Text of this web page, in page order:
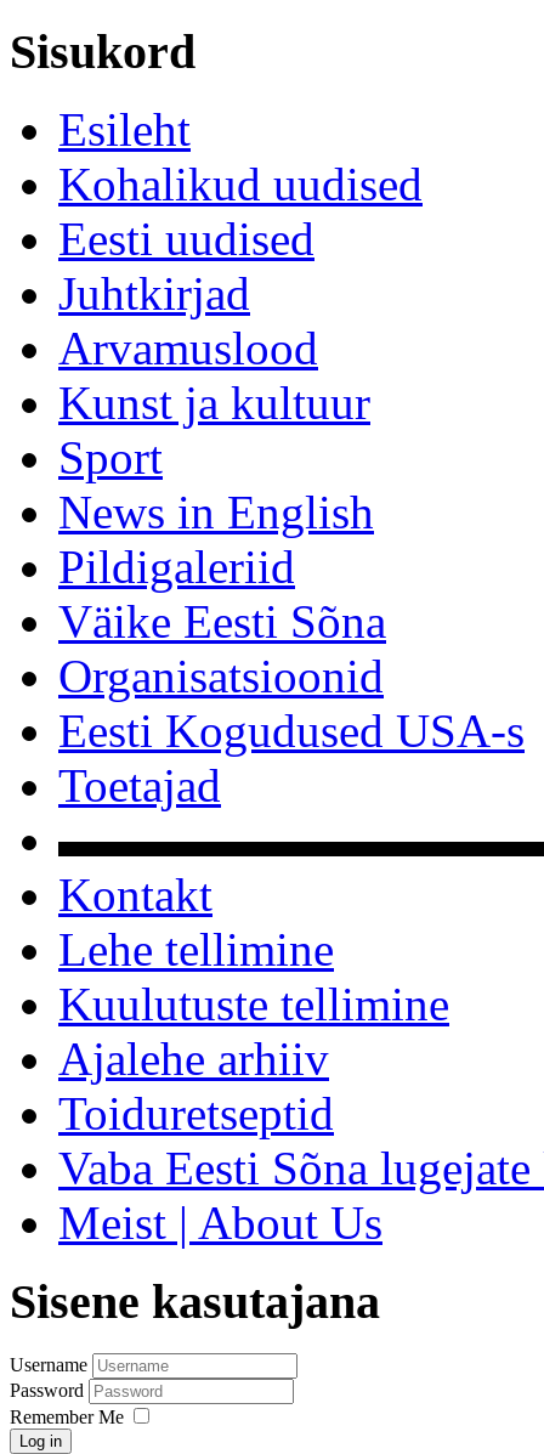
Sisukord
Esileht
Kohalikud uudised
Eesti uudised
Juhtkirjad
Arvamuslood
Kunst ja kultuur
Sport
News in English
Pildigaleriid
Väike Eesti Sõna
Organisatsioonid
Eesti Kogudused USA-s
Toetajad
Kontakt
Lehe tellimine
Kuulutuste tellimine
Ajalehe arhiiv
Toiduretseptid
Vaba Eesti Sõna
Meist | About Us
Sisene kasutajana
Username
Password
Remember Me
Log in